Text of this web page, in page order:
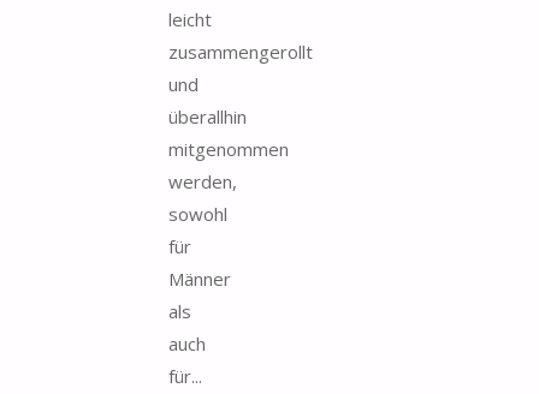
leicht
zusammengerollt
und
überallhin
mitgenommen
werden,
sowohl
für
Männer
als
auch
für...